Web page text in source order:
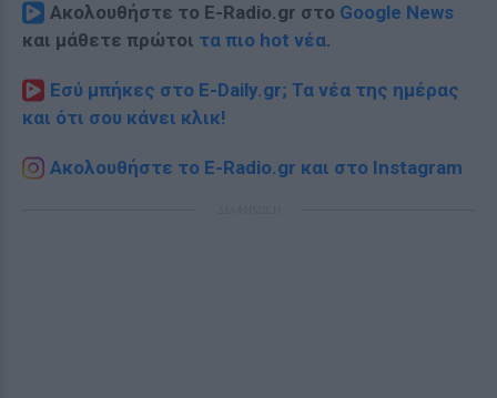
Ακολουθήστε το E-Radio.gr στο Google News
και μάθετε πρώτοι τα πιο hot νέα.
Εσύ μπήκες στο E-Daily.gr; Τα νέα της ημέρας
και ότι σου κάνει κλικ!
Ακολουθήστε το E-Radio.gr και στο Instagram